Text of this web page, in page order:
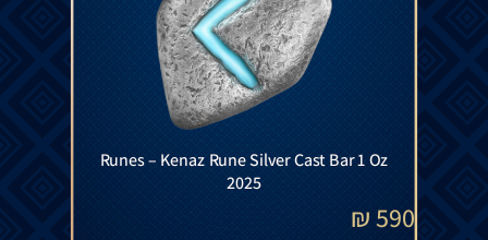
Runes – Kenaz Rune Silver Cast Bar 1 Oz
2025
590
₪